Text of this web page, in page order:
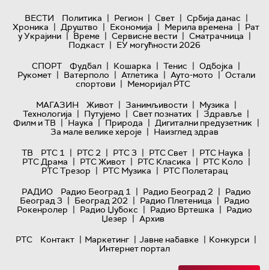
ВЕСТИ Политика | Регион | Свет | Србија данас |
Хроника | Друштво | Економија | Мерила времена | Рат
у Украјини | Време | Сервисне вести | Сматрачница |
Подкаст | ЕУ могућности 2026
СПОРТ
Фудбал | Кошарка | Тенис | Одбојка |
Рукомет | Ватерполо | Атлетика | Ауто-мото | Остали
спортови | Меморијал РТС
МАГАЗИН
Живот | Занимљивости | Музика |
Технологијa | Путујемо | Свет познатих | Здравље |
Филм и ТВ | Наука | Природа | Дигитални предузетник |
За мале велике хероје | Наизглед здрав
ТВ
РТС 1 | РТС 2 | РТС 3 | РТС Свет | РТС Наука |
РТС Драма | РТС Живот | РТС Класика | РТС Коло |
РТС Трезор | РТС Музика | РТС Полетарац
РАДИО
Радио Београд 1 | Радио Београд 2 | Радио
Београд 3 | Београд 202 | Радио Плетеница | Радио
Рокенролер | Радио Џубокс | Радио Вртешка | Радио
Џезер | Архив
РТС
Контакт | Маркетинг | Јавне набавке | Конкурси |
Интернет портал